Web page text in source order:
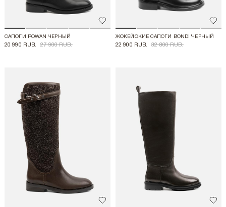
Добавить в избранное
САПОГИ ROWAN ЧЕРНЫЙ
20 990 RUB. 27 900 RUB.
ЖОКЕЙСКИЕ САПОГИ BONDI ЧЕРНЫЙ
22 900 RUB. 32 800 RUB.
Добавить в избранное